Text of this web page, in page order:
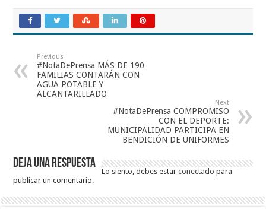
Previous
#NotaDePrensa MÁS DE 190
FAMILIAS CONTARÁN CON
AGUA POTABLE Y
ALCANTARILLADO
Next
#NotaDePrensa COMPROMISO
CON EL DEPORTE:
MUNICIPALIDAD PARTICIPA EN
BENDICIÓN DE UNIFORMES
Deja una respuesta
Lo siento, debes estarconectado para
publicar un comentario.